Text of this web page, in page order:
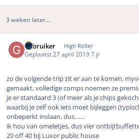
3 weken later...
Gebruiker High Roller
Geplaatst 27 april 20197 jr
zo de volgende trip zit er aan te komen,
gemaakt, volledige comps noemen ze
je er standaard 3 (of meer als je chips
waarbij je zelf ook iets moet bijleggen
onbeperkt inslaan, dus.......
ik hou van omeletjes, dus vier
20 off 40 bij Luxor public house